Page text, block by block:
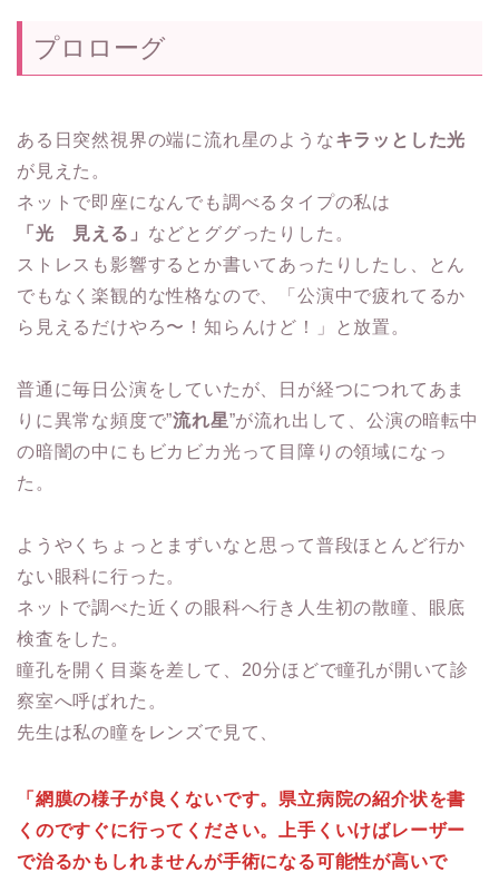
プロローグ
ある日突然視界の端に流れ星のようなキラッとした光
が見えた。
ネットで即座になんでも調べるタイプの私は
「光 見える」 などとググったりした。
ストレスも影響するとか書いてあったりしたし、とん
でもなく楽観的な性格なので、「公演中で疲れてるか
ら見えるだけやろ〜！知らんけど！」と放置。
普通に毎日公演をしていたが、日が経つにつれてあま
りに異常な頻度で”流れ星”が流れ出して、公演の暗転中
の暗闇の中にもビカビカ光って目障りの領域になっ
た。
ようやくちょっとまずいなと思って普段ほとんど行か
ない眼科に行った。
ネットで調べた近くの眼科へ行き人生初の散瞳、眼底
検査をした。
瞳孔を開く目薬を差して、20分ほどで瞳孔が開いて診
察室へ呼ばれた。
先生は私の瞳をレンズで見て、
「網膜の様子が良くないです。県立病院の紹介状を書
くのですぐに行ってください。上手くいけばレーザー
で治るかもしれませんが手術になる可能性が高いで